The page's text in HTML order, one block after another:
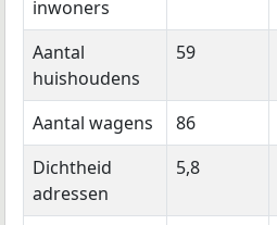
inwoners
Aantal
huishoudens
59
Aantal wagens 86
Dichtheid
adressen
5,8